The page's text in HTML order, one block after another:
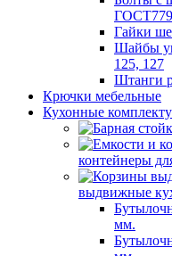
Гайки
Шайбы
125, 127
Штанги
Крючки мебельные
Кухонные
контейнеры
выдвижные
мм.